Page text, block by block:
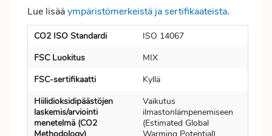
Lue lisääympäristömerkeistä ja sertifikaateista.
CO2 ISO Standardi
ISO 14067
FSC Luokitus
MIX
FSC-sertifikaatti
Kyllä
Hiilidioksidipäästöjen
laskemis/arviointi
menetelmä (CO2
Vaikutus
ilmastonlämpenemiseen
(Estimated Global